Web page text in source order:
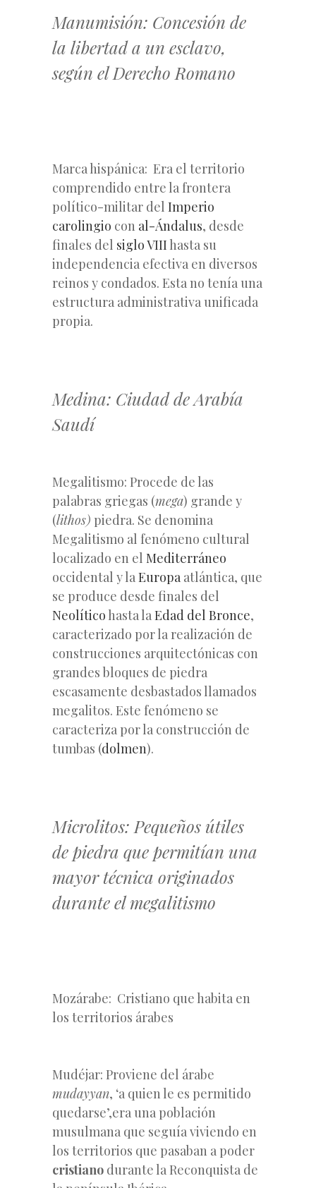
Manumisión: Concesión de
la libertad a un esclavo,
según el Derecho Romano
Marca hispánica: Era el territorio
comprendido entre la frontera
político-militar del Imperio
carolingio con al-Ándalus, desde
finales del siglo VIII hasta su
independencia efectiva en diversos
reinos y condados. Esta no tenía una
estructura administrativa unificada
propia.
Medina: Ciudad de Arabía
Saudí
Megalitismo: Procede de las
palabras griegas (mega) grande y
(lithos) piedra. Se denomina
Megalitismo al fenómeno cultural
localizado en el Mediterráneo
occidental y laEuropa atlántica, que
se produce desde finales del
Neolítico hasta laEdad del Bronce,
caracterizado por la realización de
construcciones arquitectónicas con
grandes bloques de piedra
escasamente desbastados llamados
megalitos. Este fenómeno se
caracteriza por la construcción de
tumbas (dolmen).
Microlitos: Pequeños útiles
de piedra que permitían una
mayor técnica originados
durante el megalitismo
Mozárabe: Cristiano que habita en
los territorios árabes
Mudéjar: Proviene del árabe
mudayyan, ‘a quien le es permitido
quedarse’,era una población
musulmana que seguía viviendo en
los territorios que pasaban a poder
cristiano durante la Reconquista de